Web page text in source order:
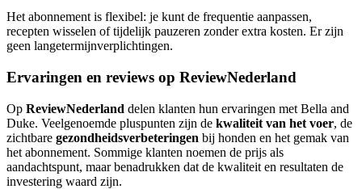
Het abonnement is flexibel: je kunt de frequentie aanpassen,
recepten wisselen of tijdelijk pauzeren zonder extra kosten. Er zijn
geen langetermijnverplichtingen.
Ervaringen en reviews op ReviewNederland
Op ReviewNederland delen klanten hun ervaringen met Bella and
Duke. Veelgenoemde pluspunten zijn de kwaliteit van het voer, de
zichtbare gezondheidsverbeteringen bij honden en het gemak van
het abonnement. Sommige klanten noemen de prijs als
aandachtspunt, maar benadrukken dat de kwaliteit en resultaten de
investering waard zijn.